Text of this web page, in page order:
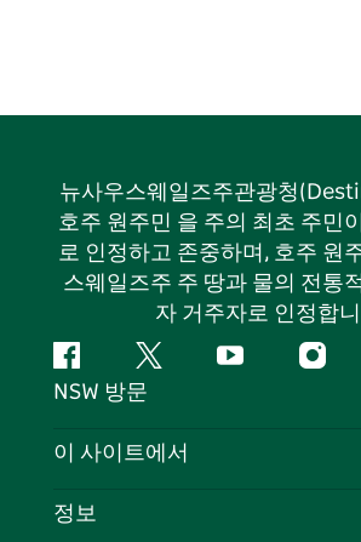
뉴사우스웨일즈주관광청
호주 원주민 을 주의 최초 주민
로 인정하고 존중하며, 호주 원
스웨일즈주 주 땅과 물의 전통
자 거주자로 인정합
페
이
북
지
다
유
인
NSW 방문
문의하기
이 사이트에서
목적지
정보